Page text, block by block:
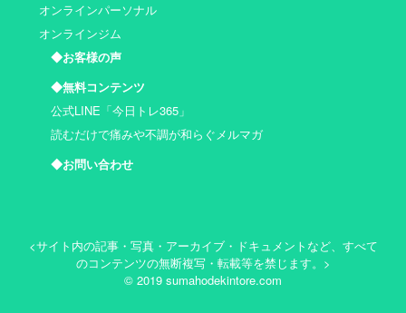
オンラインパーソナル
オンラインジム
◆お客様の声
◆無料コンテンツ
公式LINE「今日トレ365」
読むだけで痛みや不調が和らぐメルマガ
◆お問い合わせ
<サイト内の記事・写真・アーカイブ・ドキュメントなど、すべて
のコンテンツの無断複写・転載等を禁じます。>
© 2019 sumahodekintore.com